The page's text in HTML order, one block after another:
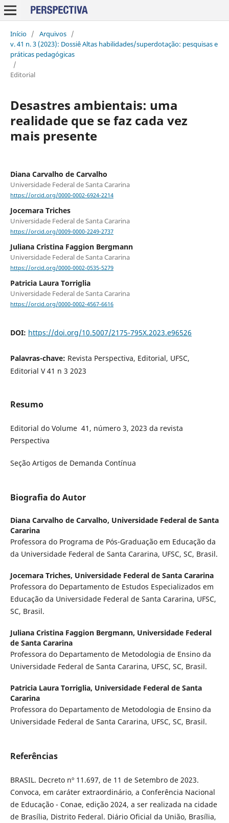
Início / Arquivos /
v. 41 n. 3 (2023): Dossiê Altas habilidades/superdotação: pesquisas e
práticas pedagógicas
/
Editorial
Desastres ambientais: uma
realidade que se faz cada vez
mais presente
Diana Carvalho de Carvalho
Universidade Federal de Santa Cararina
https://orcid.org/0000-0002-6924-2214
Jocemara Triches
Universidade Federal de Santa Cararina
https://orcid.org/0009-0000-2249-2737
Juliana Cristina Faggion Bergmann
Universidade Federal de Santa Cararina
https://orcid.org/0000-0002-0535-5279
Patricia Laura Torriglia
Universidade Federal de Santa Cararina
https://orcid.org/0000-0002-4567-6616
DOI: https://doi.org/10.5007/2175-795X.2023.e96526
Palavras-chave: Revista Perspectiva, Editorial, UFSC,
Editorial V 41 n 3 2023
Resumo
Editorial do Volume 41, número 3, 2023 da revista
Perspectiva
Seção Artigos de Demanda Contínua
Biografia do Autor
Diana Carvalho de Carvalho, Universidade Federal de Santa
Cararina
Professora do Programa de Pós-Graduação em Educação da
da Universidade Federal de Santa Cararina, UFSC, SC, Brasil.
Jocemara Triches, Universidade Federal de Santa Cararina
Professora do Departamento de Estudos Especializados em
Educação da Universidade Federal de Santa Cararina, UFSC,
SC, Brasil.
Juliana Cristina Faggion Bergmann, Universidade Federal
de Santa Cararina
Professora do Departamento de Metodologia de Ensino da
Universidade Federal de Santa Cararina, UFSC, SC, Brasil.
Patricia Laura Torriglia, Universidade Federal de Santa
Cararina
Professora do Departamento de Metodologia de Ensino da
Universidade Federal de Santa Cararina, UFSC, SC, Brasil.
Referências
BRASIL. Decreto nº 11.697, de 11 de Setembro de 2023.
Convoca, em caráter extraordinário, a Conferência Nacional
de Educação - Conae, edição 2024, a ser realizada na cidade
de Brasília, Distrito Federal. Diário Oficial da União, Brasília,